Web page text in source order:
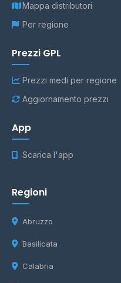
Mappa distributori
Per regione
Prezzi GPL
Prezzi medi per regione
Aggiornamento prezzi
App
Scarica l'app
Regioni
Abruzzo
Basilicata
Calabria